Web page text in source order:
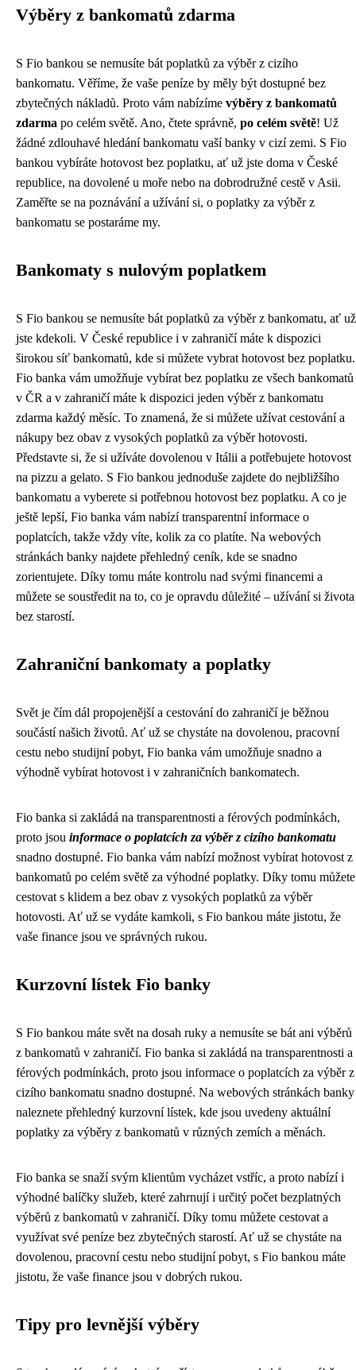
Výběry z bankomatů zdarma
S Fio bankou se nemusíte bát poplatků za výběr z cizího
bankomatu. Věříme, že vaše peníze by měly být dostupné bez
zbytečných nákladů. Proto vám nabízíme výběry z bankomatů
zdarma po celém světě. Ano, čtete správně, po celém světě! Už
žádné zdlouhavé hledání bankomatu vaší banky v cizí zemi. S Fio
bankou vybíráte hotovost bez poplatku, ať už jste doma v České
republice, na dovolené u moře nebo na dobrodružné cestě v Asii.
Zaměřte se na poznávání a užívání si, o poplatky za výběr z
bankomatu se postaráme my.
Bankomaty s nulovým poplatkem
S Fio bankou se nemusíte bát poplatků za výběr z bankomatu, ať už
jste kdekoli. V České republice i v zahraničí máte k dispozici
širokou síť bankomatů, kde si můžete vybrat hotovost bez poplatku.
Fio banka vám umožňuje vybírat bez poplatku ze všech bankomatů
v ČR a v zahraničí máte k dispozici jeden výběr z bankomatu
zdarma každý měsíc. To znamená, že si můžete užívat cestování a
nákupy bez obav z vysokých poplatků za výběr hotovosti.
Představte si, že si užíváte dovolenou v Itálii a potřebujete hotovost
na pizzu a gelato. S Fio bankou jednoduše zajdete do nejbližšího
bankomatu a vyberete si potřebnou hotovost bez poplatku. A co je
ještě lepší, Fio banka vám nabízí transparentní informace o
poplatcích, takže vždy víte, kolik za co platíte. Na webových
stránkách banky najdete přehledný ceník, kde se snadno
zorientujete. Díky tomu máte kontrolu nad svými financemi a
můžete se soustředit na to, co je opravdu důležité – užívání si života
bez starostí.
Zahraniční bankomaty a poplatky
Svět je čím dál propojenější a cestování do zahraničí je běžnou
součástí našich životů. Ať už se chystáte na dovolenou, pracovní
cestu nebo studijní pobyt, Fio banka vám umožňuje snadno a
výhodně vybírat hotovost i v zahraničních bankomatech.
Fio banka si zakládá na transparentnosti a férových podmínkách,
proto jsou informace o poplatcích za výběr z cizího bankomatu
snadno dostupné. Fio banka vám nabízí možnost vybírat hotovost z
bankomatů po celém světě za výhodné poplatky. Díky tomu můžete
cestovat s klidem a bez obav z vysokých poplatků za výběr
hotovosti. Ať už se vydáte kamkoli, s Fio bankou máte jistotu, že
vaše finance jsou ve správných rukou.
Kurzovní lístek Fio banky
S Fio bankou máte svět na dosah ruky a nemusíte se bát ani výběrů
z bankomatů v zahraničí. Fio banka si zakládá na transparentnosti a
férových podmínkách, proto jsou informace o poplatcích za výběr z
cizího bankomatu snadno dostupné. Na webových stránkách banky
naleznete přehledný kurzovní lístek, kde jsou uvedeny aktuální
poplatky za výběry z bankomatů v různých zemích a měnách.
Fio banka se snaží svým klientům vycházet vstříc, a proto nabízí i
výhodné balíčky služeb, které zahrnují i určitý počet bezplatných
výběrů z bankomatů v zahraničí. Díky tomu můžete cestovat a
využívat své peníze bez zbytečných starostí. Ať už se chystáte na
dovolenou, pracovní cestu nebo studijní pobyt, s Fio bankou máte
jistotu, že vaše finance jsou v dobrých rukou.
Tipy pro levnější výběry